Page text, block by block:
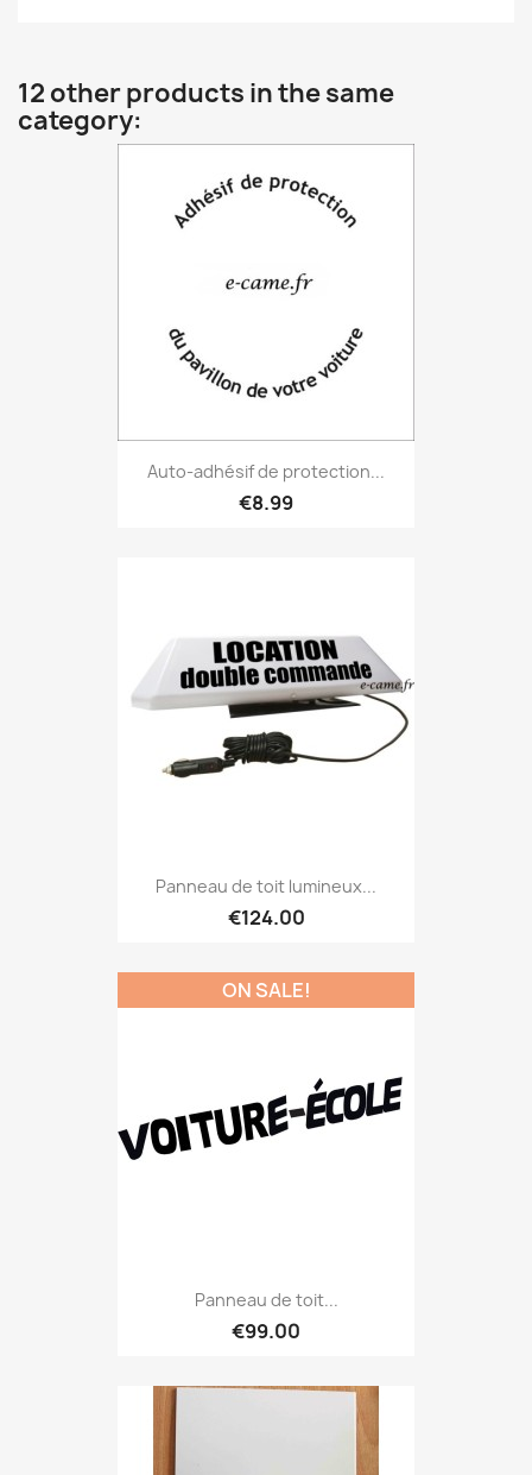
12 other products in the same
category:
Auto-adhésif de protection...
€8.99
Panneau de toit lumineux...
€124.00
Panneau de toit...
€99.00
ON SALE!